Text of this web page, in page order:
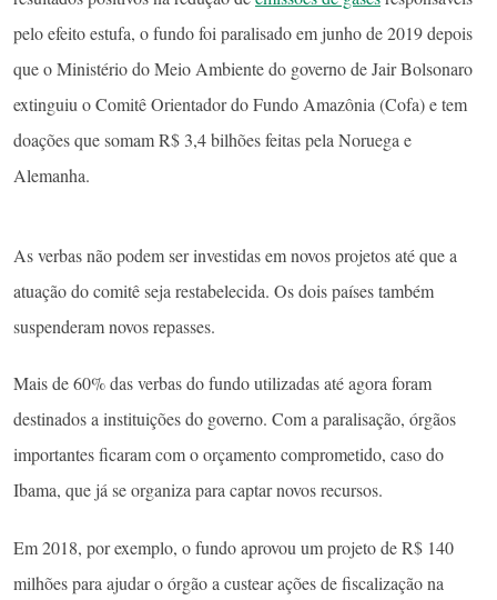
pelo efeito estufa, o fundo foi paralisado em junho de 2019 depois
que o Ministério do Meio Ambiente do governo de Jair Bolsonaro
extinguiu o Comitê Orientador do Fundo Amazônia (Cofa) e tem
doações que somam R$ 3,4 bilhões feitas pela Noruega e
Alemanha.
As verbas não podem ser investidas em novos projetos até que a
atuação do comitê seja restabelecida. Os dois países também
suspenderam novos repasses.
Mais de 60% das verbas do fundo utilizadas até agora foram
destinados a instituições do governo. Com a paralisação, órgãos
importantes ficaram com o orçamento comprometido, caso do
Ibama, que já se organiza para captar novos recursos.
Em 2018, por exemplo, o fundo aprovou um projeto de R$ 140
milhões para ajudar o órgão a custear ações de fiscalização na